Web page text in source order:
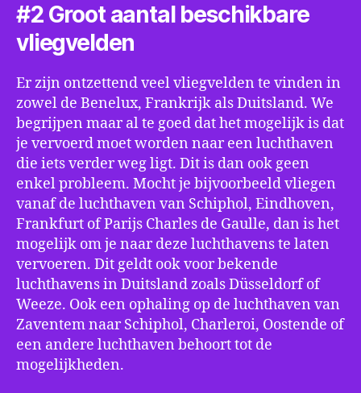
#2 Groot aantal beschikbare
vliegvelden
Er zijn ontzettend veel vliegvelden te vinden in
zowel de Benelux, Frankrijk als Duitsland. We
begrijpen maar al te goed dat het mogelijk is dat
je vervoerd moet worden naar een luchthaven
die iets verder weg ligt. Dit is dan ook geen
enkel probleem. Mocht je bijvoorbeeld vliegen
vanaf de luchthaven van Schiphol, Eindhoven,
Frankfurt of Parijs Charles de Gaulle, dan is het
mogelijk om je naar deze luchthavens te laten
vervoeren. Dit geldt ook voor bekende
luchthavens in Duitsland zoals Düsseldorf of
Weeze. Ook een ophaling op de luchthaven van
Zaventem naar Schiphol, Charleroi, Oostende of
een andere luchthaven behoort tot de
mogelijkheden.